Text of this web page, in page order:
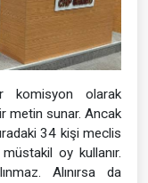
komisyon olarak
metin sunar. Ancak
34 kişi meclis
oy kullanır.
Alınırsa da